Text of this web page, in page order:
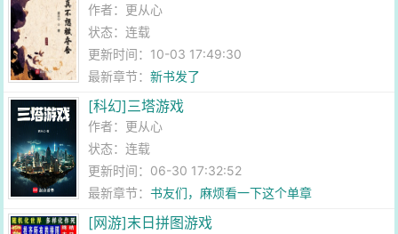
作者： 更从心
状态：连载
更新时间：10-03 17:49:30
最新章节：新书发了
[科幻]三塔游戏
作者： 更从心
状态：连载
更新时间：06-30 17:32:52
最新章节：书友们，麻烦看一下这个单章
[网游]末日拼图游戏